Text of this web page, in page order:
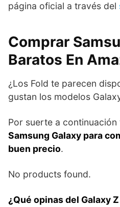
página oficial a través del
Comprar
Baratos En
¿Los Fold te parecen
gustan los modelos
Por suerte a continuación
Samsung Galaxy para
buen precio.
No products found.
¿Qué opinas del Galaxy Z